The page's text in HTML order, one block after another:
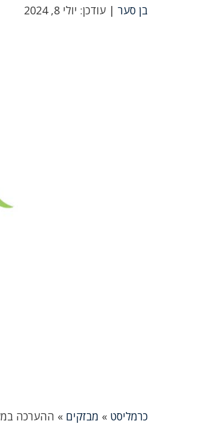
בן סער | עודכן: יולי 8, 2024
כרמליסט » מבזקים » ההערכה